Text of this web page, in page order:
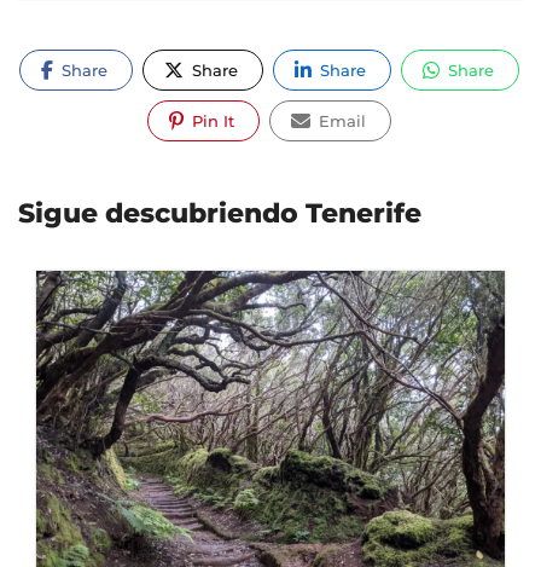
Share Share Share Share
Pin It Email
Sigue descubriendo Tenerife